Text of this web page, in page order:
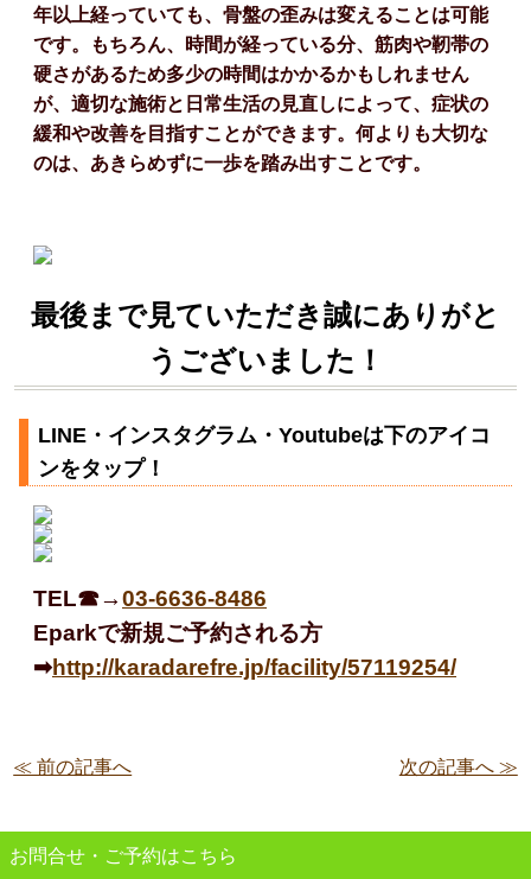
年以上経っていても、骨盤の歪みは変えることは可能
です。もちろん、時間が経っている分、筋肉や靭帯の
硬さがあるため多少の時間はかかるかもしれません
が、適切な施術と日常生活の見直しによって、症状の
緩和や改善を目指すことができます。何よりも大切な
のは、あきらめずに一歩を踏み出すことです。
最後まで見ていただき誠にありがと
うございました！
LINE・インスタグラム・Youtubeは下のアイコ
ンをタップ！
TEL☎→03-6636-8486
Eparkで新規ご予約される方
➡http://karadarefre.jp/facility/57119254/
≪ 前の記事へ 次の記事へ ≫
お問合せ・ご予約はこちら